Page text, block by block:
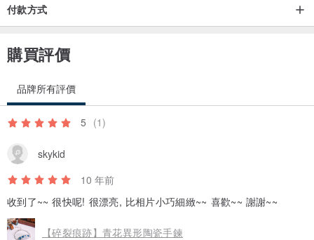
付款方式
購買評價
品牌所有評價
5 (1)
skykid
10 年前
收到了~~ 很快呢! 很漂亮, 比相片小巧細緻~~ 喜歡~~ 謝謝~~
【碎裂痕跡】青花異形陶瓷手鍊